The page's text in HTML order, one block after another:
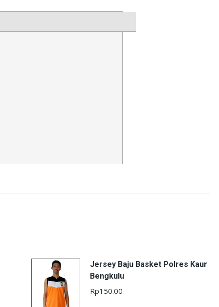
Jersey Baju Basket Polres Kaur
Bengkulu
Rp150.00